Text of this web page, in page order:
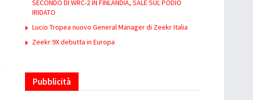
SECONDO DI WRC-2 IN FINLANDIA, SALE SUL PODIO
IRIDATO
Lucio Tropea nuovo General Manager di Zeekr Italia
Zeekr 9X debutta in Europa
Pubblicità